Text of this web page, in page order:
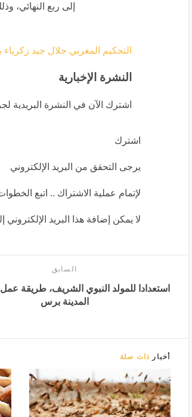
إلى ربع النهائي،
التحكيم المغربي جلال جيد
النشرة الإخبارية
اشترك الآن في النشرة البريدية
اشترك
يرجى التحقق من البريد الإلكتروني
لإتمام عملية الاشتراك .. اتبع
لا يمكن إضافة هذا البريد
السابق
استعدادا للمولد النبوي الشريف، طريقة
المدينة برس
أخبار ذات صلة